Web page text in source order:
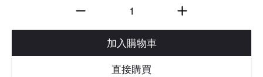
加入購物車
直接購買